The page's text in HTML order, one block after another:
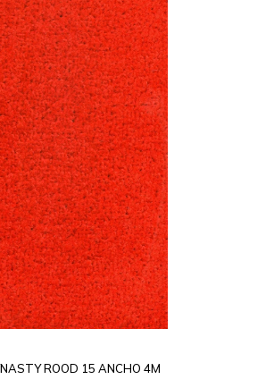
ROOD 15 ANCHO 4M